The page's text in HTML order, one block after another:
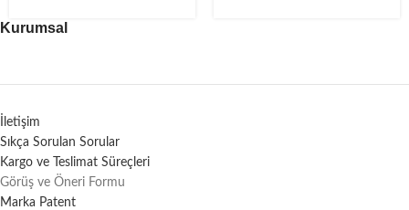
Kurumsal
İletişim
Sıkça Sorulan Sorular
Kargo ve Teslimat Süreçleri
Görüş ve Öneri Formu
Marka Patent